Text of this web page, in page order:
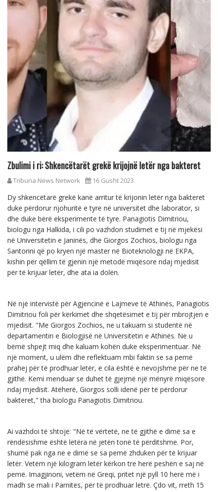
Zbulimi i ri: Shkencëtarët grekë krijojnë letër nga bakteret
Tribuna News Network 16 Gusht 2023
Dy shkencëtarë grekë kanë arritur të krijonin letër nga bakteret
duke përdorur njohuritë e tyre në universitet dhe laborator, si
dhe duke bërë eksperimente të tyre. Panagiotis Dimitriou,
biologu nga Halkida, i cili po vazhdon studimet e tij në mjekësi
në Universitetin e Janinës, dhe Giorgos Zochios, biologu nga
Santorini që po kryen një master në Bioteknologji në EKPA,
kishin për qëllim të gjenin një metodë miqësore ndaj mjedisit
për të krijuar letër, dhe ata ia dolën.
Në një intervistë për Agjencinë e Lajmeve të Athinës, Panagiotis
Dimitriou foli për kërkimet dhe shqetësimet e tij për mbrojtjen e
mjedisit. "Me Giorgos Zochios, ne u takuam si studentë në
departamentin e Biologjisë në Universitetin e Athinës. Ne u
bëmë shpejt miq dhe kaluam kohën duke eksperimentuar. Në
një moment, u ulëm dhe reflektuam mbi faktin se sa pemë
prahej për të prodhuar letër, e cila është e nevojshme për ne të
gjithë. Kemi menduar se duhet të gjejmë një mënyrë miqësore
ndaj mjedisit. Atëherë, Giorgos solli idenë për të përdorur
bakteret," tha biologu Panagiotis Dimitriou.
Ai vazhdoi të shtojë: "Në të vërtetë, ne të gjithë e dimë sa e
rëndësishme është letëra në jetën tonë të përditshme. Por,
shumë pak nga ne e dimë se sa pemë zhduken për të krijuar
letër. Vetëm një kilogram letër kërkon tre herë peshën e saj në
pemë. Imagjinoni, vetëm në Greqi, pritet një pyll 10 herë më i
madh se mali i Parnitës, për të prodhuar letrë. Çdo vit, rreth 15